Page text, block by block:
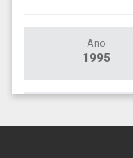
Ano
1995